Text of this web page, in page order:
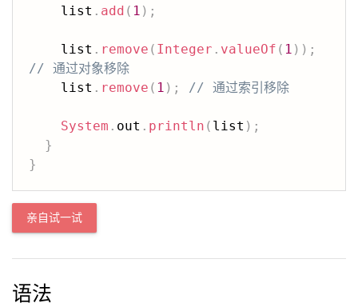
    list
. add ( 1 ) ;
    list
. remove ( Integer . valueOf ( 1 ) ) ;
// 通过对象移除
    list
. remove ( 1 ) ; // 通过索引移除
System . out . println ( list ) ;
}
}
亲自试一试
语法